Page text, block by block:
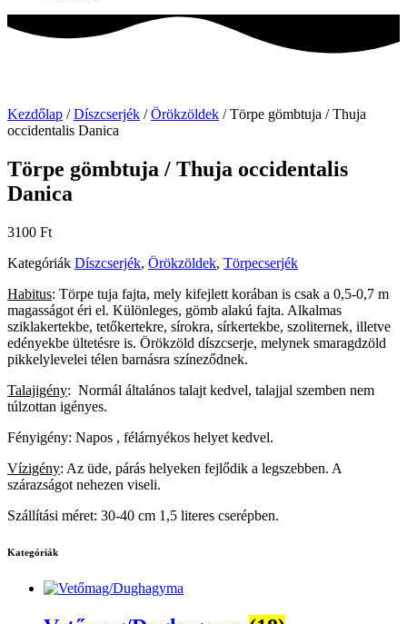
Kezdőlap /Díszcserjék /Örökzöldek / Törpe gömbtuja / Thuja
occidentalis Danica
Törpe gömbtuja / Thuja occidentalis
Danica
3100 Ft
Kategóriák Díszcserjék, Örökzöldek, Törpecserjék
Habitus: Törpe tuja fajta, mely kifejlett korában is csak a 0,5-0,7 m
magasságot éri el. Különleges, gömb alakú fajta. Alkalmas
sziklakertekbe, tetőkertekre, sírokra, sírkertekbe, szoliternek, illetve
edényekbe ültetésre is. Örökzöld díszcserje, melynek smaragdzöld
pikkelylevelei télen barnásra színeződnek.
Talajigény: Normál általános talajt kedvel, talajjal szemben nem
túlzottan igényes.
Fényigény: Napos , félárnyékos helyet kedvel.
Vízigény: Az üde, párás helyeken fejlődik a legszebben. A
szárazságot nehezen viseli.
Szállítási méret: 30-40 cm 1,5 literes cserépben.
Kategóriák